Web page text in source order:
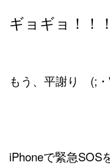
ギョギョ！！！
もう、 平謝り (;・
iPhoneで緊急SOS